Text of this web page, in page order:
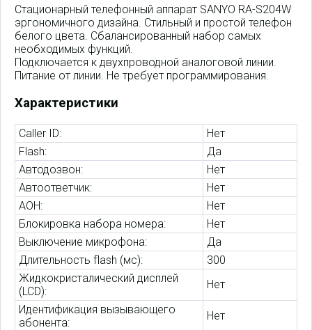
Стационарный телефонный аппарат SANYO RA-S204W
эргономичного дизайна. Стильный и простой телефон
белого цвета. Сбалансированный набор самых
необходимых функций.
Подключается к двухпроводной аналоговой линии.
Питание от линии. Не требует программирования.
Характеристики
Caller ID:
Нет
Flash:
Да
Автодозвон:
Нет
Автоответчик:
Нет
АОН:
Нет
Блокировка набора номера:
Нет
Выключение микрофона:
Да
Длительность flash (мс):
300
Жидкокристалический дисплей
(LCD):
Нет
Идентификация вызывающего
абонента:
Нет